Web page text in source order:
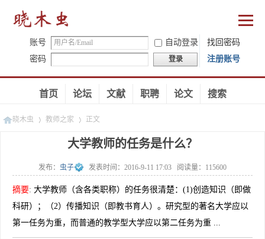
账号 自动登录
找回密码
密码
登录 注册账号
首页 论坛 文献 职聘 论文 搜索
晓木虫 教师之家
»
正文
大学教师的任务是什么？
发布： 虫子 发表时间： 2016-9-11 17:03 阅读量： 115600
摘要: 大学教师（含各类职称）的任务很清楚：(1)创造知识（即做
科研）；（2）传播知识（即教书育人）。研究型的著名大学应以
第一任务为重，而普通的教学型大学应以第二任务为重 ...